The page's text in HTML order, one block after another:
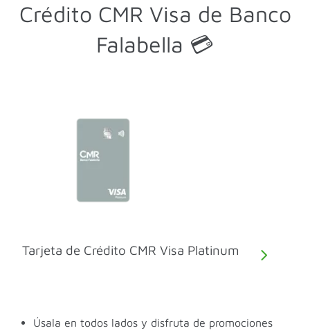
Crédito CMR Visa de Banco
Falabella 💳
Tarjeta de Crédito CMR Visa Platinum
Úsala en todos lados y disfruta de promociones